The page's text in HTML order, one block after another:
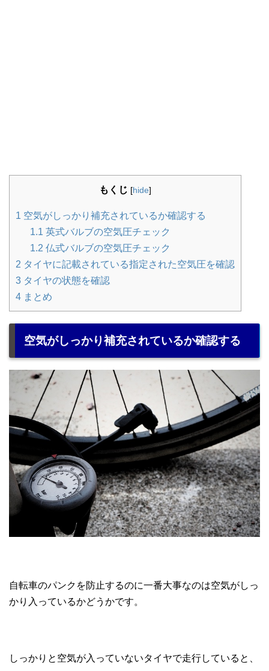
もくじ [hide]
1 空気がしっかり補充されているか確認する
1.1 英式バルブの空気圧チェック
1.2 仏式バルブの空気圧チェック
2 タイヤに記載されている指定された空気圧を確認
3 タイヤの状態を確認
4 まとめ
空気がしっかり補充されているか確認する
自転車のパンクを防止するのに一番大事なのは空気がしっ
かり入っているかどうかです。
しっかりと空気が入っていないタイヤで走行していると、